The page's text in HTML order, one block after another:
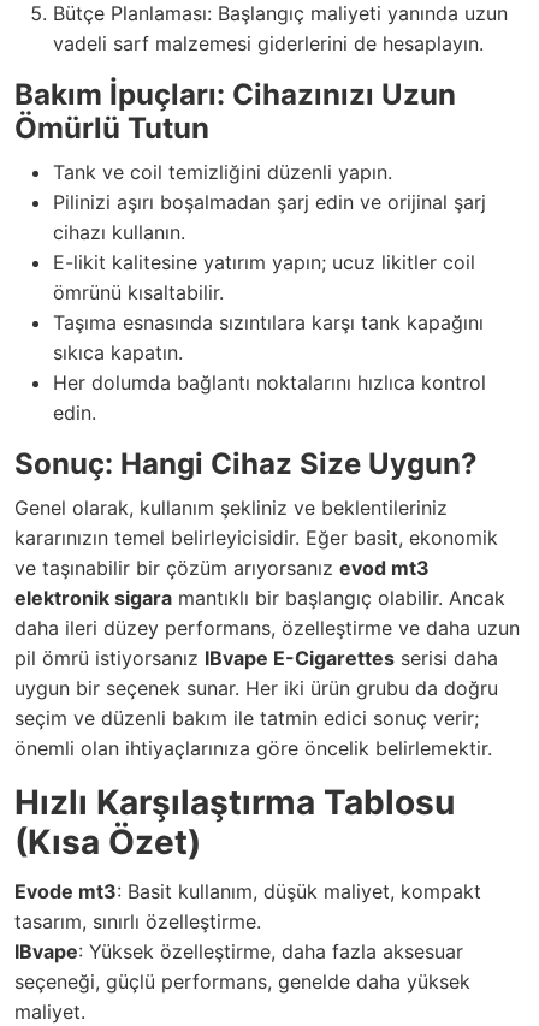
Bütçe Planlaması: Başlangıç maliyeti yanında uzun
vadeli sarf malzemesi giderlerini de hesaplayın.
Bakım İpuçları: Cihazınızı Uzun
Ömürlü Tutun
Tank ve coil temizliğini düzenli yapın.
Pilinizi aşırı boşalmadan şarj edin ve orijinal şarj
cihazı kullanın.
E-likit kalitesine yatırım yapın; ucuz likitler coil
ömrünü kısaltabilir.
Taşıma esnasında sızıntılara karşı tank kapağını
sıkıca kapatın.
Her dolumda bağlantı noktalarını hızlıca kontrol
edin.
Sonuç: Hangi Cihaz Size Uygun?
Genel olarak, kullanım şekliniz ve beklentileriniz
kararınızın temel belirleyicisidir. Eğer basit, ekonomik
ve taşınabilir bir çözüm arıyorsanız evod mt3
elektronik sigara mantıklı bir başlangıç olabilir. Ancak
daha ileri düzey performans, özelleştirme ve daha uzun
pil ömrü istiyorsanız IBvape E-Cigarettes serisi daha
uygun bir seçenek sunar. Her iki ürün grubu da doğru
seçim ve düzenli bakım ile tatmin edici sonuç verir;
önemli olan ihtiyaçlarınıza göre öncelik belirlemektir.
Hızlı Karşılaştırma Tablosu
(Kısa Özet)
Evode mt3: Basit kullanım, düşük maliyet, kompakt
tasarım, sınırlı özelleştirme.
IBvape: Yüksek özelleştirme, daha fazla aksesuar
seçeneği, güçlü performans, genelde daha yüksek
maliyet.